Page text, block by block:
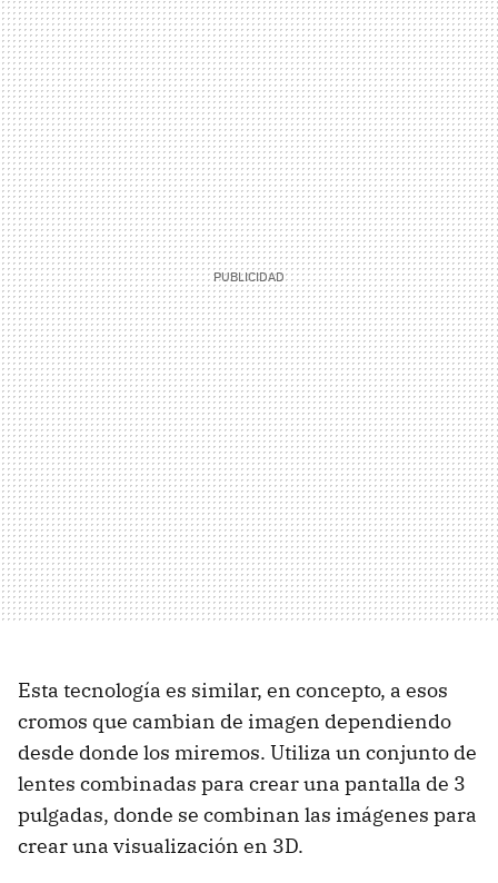
Esta tecnología es similar, en concepto, a esos
cromos que cambian de imagen dependiendo
desde donde los miremos. Utiliza un conjunto de
lentes combinadas para crear una pantalla de 3
pulgadas, donde se combinan las imágenes para
crear una visualización en 3D.